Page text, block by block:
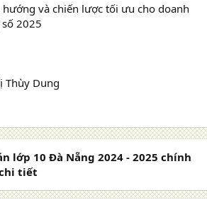
và chiến lược tối ưu cho doanh
2025
Thùy Dung
lớp 10 Đà Nẵng 2024 - 2025 chính
tiết